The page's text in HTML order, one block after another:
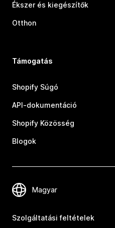
Ékszer és kiegészítők
Otthon
Támogatás
Shopify Súgó
API-dokumentáció
Shopify Közösség
Blogok
Szolgáltatási feltételek